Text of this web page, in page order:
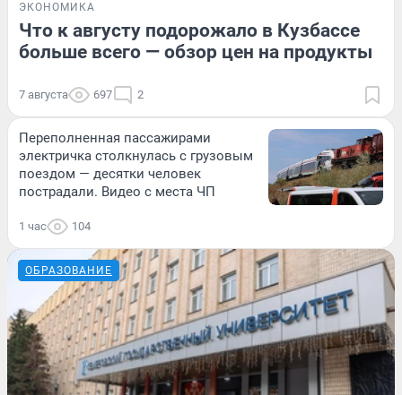
ЭКОНОМИКА
Что к августу подорожало в Кузбассе
больше всего — обзор цен на продукты
7 августа 697 2
Переполненная пассажирами
электричка столкнулась с грузовым
поездом — десятки человек
пострадали. Видео с места ЧП
1 час 104
ОБРАЗОВАНИЕ